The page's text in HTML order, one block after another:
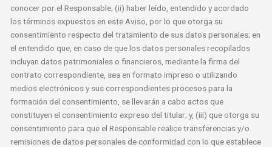
conocer por el Responsable; (ii) haber leído, entendido y acordado
los términos expuestos en este Aviso, por lo que otorga su
consentimiento respecto del tratamiento de sus datos personales; en
el entendido que, en caso de que los datos personales recopilados
incluyan datos patrimoniales o financieros, mediante la firma del
contrato correspondiente, sea en formato impreso o utilizando
medios electrónicos y sus correspondientes procesos para la
formación del consentimiento, se llevarán a cabo actos que
constituyen el consentimiento expreso del titular; y, (iii) que otorga su
consentimiento para que el Responsable realice transferencias y/o
remisiones de datos personales de conformidad con lo que establece